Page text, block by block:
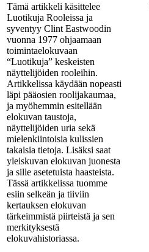
Tämä artikkeli käsittelee
Luotikuja Rooleissa ja
syventyy Clint Eastwoodin
vuonna 1977 ohjaamaan
toimintaelokuvaan
“Luotikuja” keskeisten
näyttelijöiden rooleihin.
Artikkelissa käydään nopeasti
läpi pääosien roolijakaumaa,
ja myöhemmin esitellään
elokuvan taustoja,
näyttelijöiden uria sekä
mielenkiintoisia kulissien
takaisia tietoja. Lisäksi saat
yleiskuvan elokuvan juonesta
ja sille asetetuista haasteista.
Tässä artikkelissa tuomme
esiin selkeän ja tiiviin
kertauksen elokuvan
tärkeimmistä piirteistä ja sen
merkityksestä
elokuvahistoriassa.